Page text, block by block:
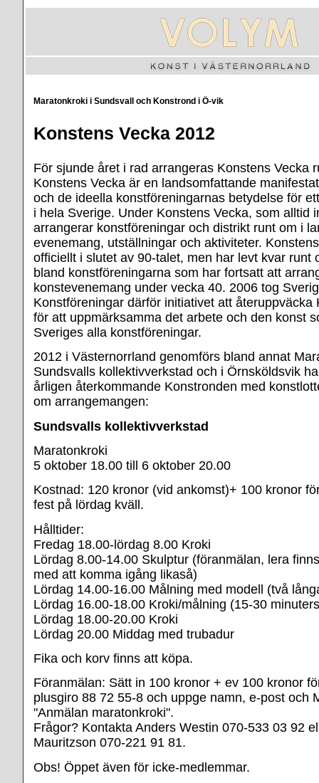
Maratonkroki i Sundsvall och Konstrond i Ö-vik
Konstens Vecka 2012
För sjunde året i rad arrangeras Konstens Vecka
Konstens Vecka är en landsomfattande
och de ideella konstföreningarnas betydelse för
i hela Sverige. Under Konstens Vecka, som alltid
arrangerar konstföreningar och distrikt runt om i
evenemang, utställningar och aktiviteter.
officiellt i slutet av 90-talet, men har levt kvar runt
bland konstföreningarna som har fortsatt att
konstevenemang under vecka 40. 2006 tog
Konstföreningar därför initiativet att återuppväcka
för att uppmärksamma det arbete och den konst
Sveriges alla konstföreningar.
2012 i Västernorrland genomförs bland annat
Sundsvalls kollektivverkstad och i Örnsköldsvik
årligen återkommande Konstronden med
om arrangemangen:
Sundsvalls kollektivverkstad
Maratonkroki
5 oktober 18.00 till 6 oktober 20.00
Kostnad: 120 kronor (vid ankomst)+ 100 kronor
fest på lördag kväll.
Hålltider:
Fredag 18.00-lördag 8.00 Kroki
Lördag 8.00-14.00 Skulptur (föranmälan, lera
med att komma igång likaså)
Lördag 14.00-16.00 Målning med modell (två
Lördag 16.00-18.00 Kroki/målning (15-30
Lördag 18.00-20.00 Kroki
Lördag 20.00 Middag med trubadur
Fika och korv finns att köpa.
Föranmälan: Sätt in 100 kronor + ev 100 kronor
plusgiro 88 72 55-8 och uppge namn, e-post och
"Anmälan maratonkroki".
Frågor? Kontakta Anders Westin 070-533 03 92
Mauritzson 070-221 91 81.
Obs! Öppet även för icke-medlemmar.